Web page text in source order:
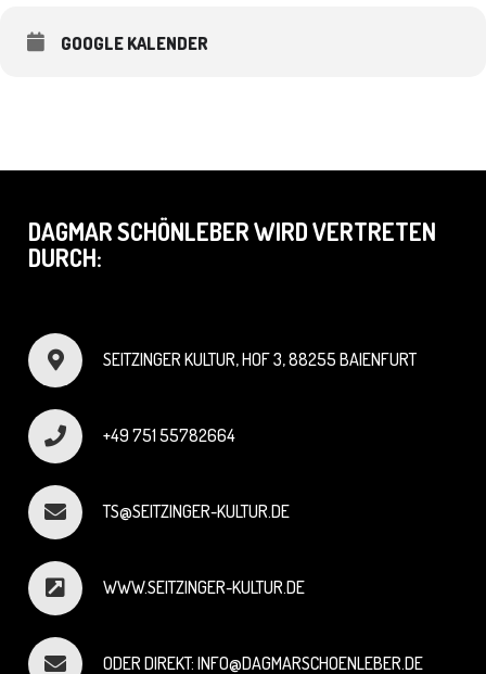
GOOGLE KALENDER
DAGMAR SCHÖNLEBER WIRD VERTRETEN
DURCH:
SEITZINGER KULTUR, HOF 3, 88255 BAIENFURT
+49 751 55782664
TS@SEITZINGER-KULTUR.DE
WWW.SEITZINGER-KULTUR.DE
ODER DIREKT: INFO@DAGMARSCHOENLEBER.DE